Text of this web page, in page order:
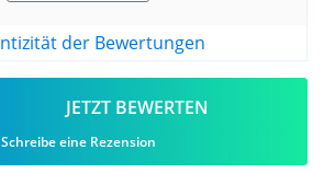
der Bewertungen
JETZT BEWERTEN
Schreibe eine Rezension